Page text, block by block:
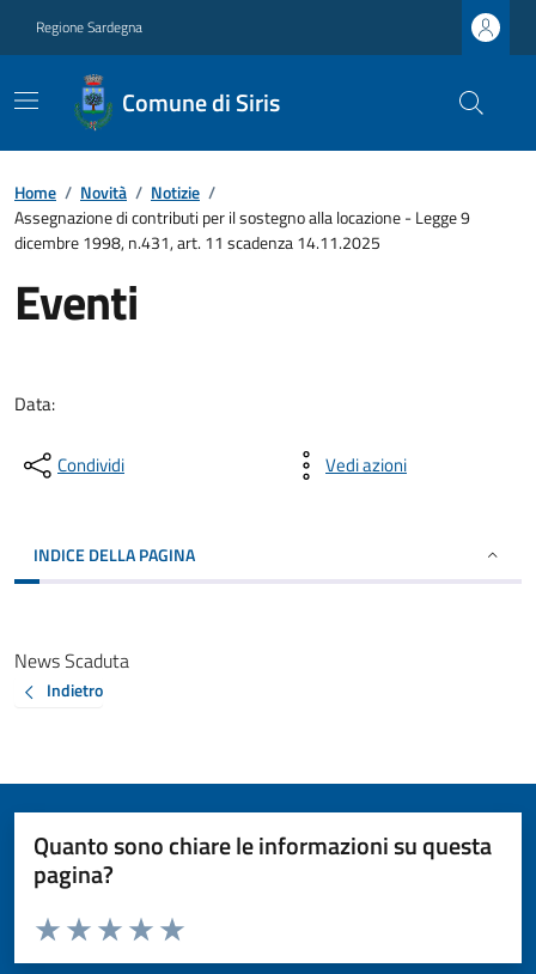
Regione Sardegna
Comune di Siris
Home / Novità / Notizie /
Assegnazione di contributi per il sostegno alla locazione - Legge 9
dicembre 1998, n.431, art. 11 scadenza 14.11.2025
Eventi
Data:
Condividi Vedi azioni
INDICE DELLA PAGINA
News Scaduta
Indietro
Quanto sono chiare le informazioni su questa
pagina?
Valuta da 1 a 5 stelle la pagina
Valuta 5 stelle su 5
Valuta 4 stelle su 5
Valuta 3 stelle su 5
Valuta 2 stelle su 5
Valuta 1 stelle su 5